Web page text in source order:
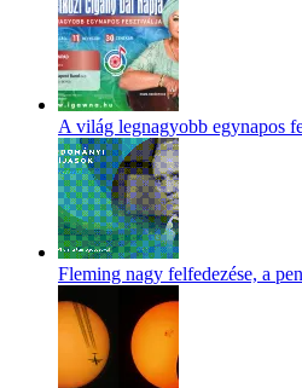
A világ legnagyobb egynapos
Fleming nagy felfedezése, a